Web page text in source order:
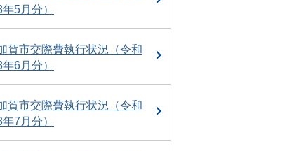
年5月分）
賀市交際費執行状況（令和
年6月分）
賀市交際費執行状況（令和
年7月分）